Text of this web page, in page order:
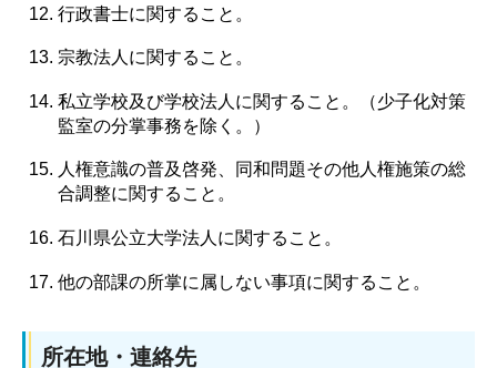
行政書士に関すること。
宗教法人に関すること。
私立学校及び学校法人に関すること。（少子化対策
監室の分掌事務を除く。）
人権意識の普及啓発、同和問題その他人権施策の総
合調整に関すること。
石川県公立大学法人に関すること。
他の部課の所掌に属しない事項に関すること。
所在地・連絡先